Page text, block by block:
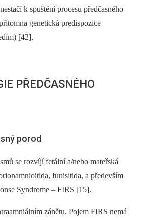
k spuštění procesu předčasného
genetická predispozice
[42].
PŘEDČASNÉHO
porod
se rozvíjí fetální a/nebo mateřská
funisitida, a především
Syndrome –⁠ FIRS [15].
zánětu. Pojem FIRS nemá